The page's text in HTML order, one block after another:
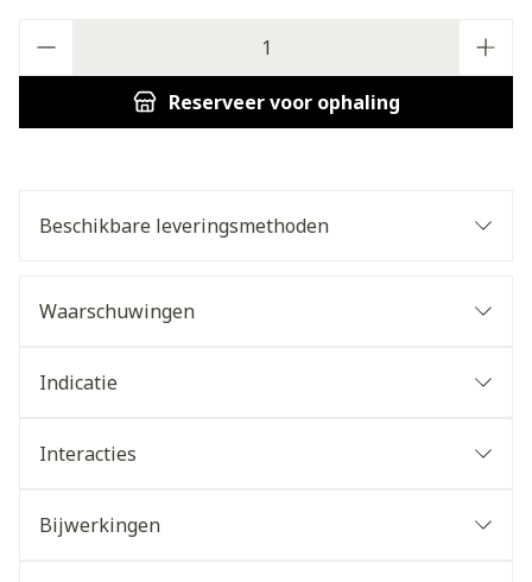
Reserveervoor ophaling
Beschikbare leveringsmethoden
Waarschuwingen
Indicatie
Interacties
Bijwerkingen